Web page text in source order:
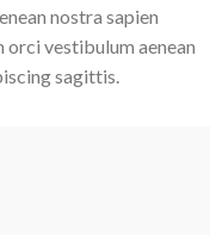
nostra sapien
vestibulum aenean
sagittis.